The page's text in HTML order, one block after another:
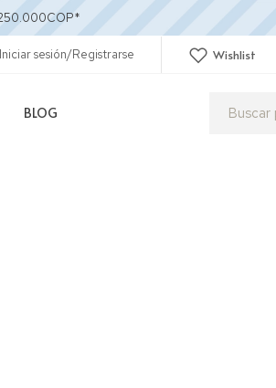
Iniciar sesión/Registrarse Wishlist
BLOG